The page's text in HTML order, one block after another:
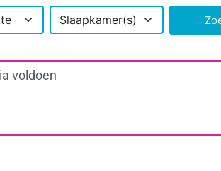
Slaapkamer(s)
voldoen